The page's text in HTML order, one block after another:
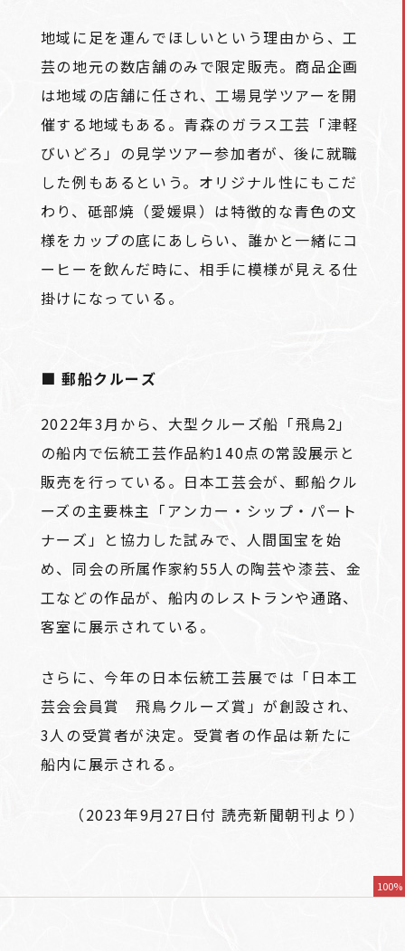
地域に足を運んでほしいという理由から、工
芸の地元の数店舗のみで限定販売。商品企画
は地域の店舗に任され、工場見学ツアーを開
催する地域もある。青森のガラス工芸「津軽
びいどろ」の見学ツアー参加者が、後に就職
した例もあるという。オリジナル性にもこだ
わり、砥部焼（愛媛県）は特徴的な青色の文
様をカップの底にあしらい、誰かと一緒にコ
ーヒーを飲んだ時に、相手に模様が見える仕
掛けになっている。
■ 郵船クルーズ
2022年3月から、大型クルーズ船「飛鳥2」
の船内で伝統工芸作品約140点の常設展示と
販売を行っている。日本工芸会が、郵船クル
ーズの主要株主「アンカー・シップ・パート
ナーズ」と協力した試みで、人間国宝を始
め、同会の所属作家約55人の陶芸や漆芸、金
工などの作品が、船内のレストランや通路、
客室に展示されている。
さらに、今年の日本伝統工芸展では「日本工
芸会会員賞 飛鳥クルーズ賞」が創設され、
3人の受賞者が決定。受賞者の作品は新たに
船内に展示される。
（2023年9月27日付 読売新聞朝刊より）
100%